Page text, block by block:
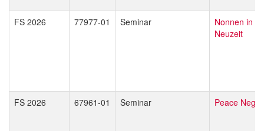
FS 2026 77977-01 Seminar
Nonnen in
Neuzeit
FS 2026 67961-01 Seminar Peace